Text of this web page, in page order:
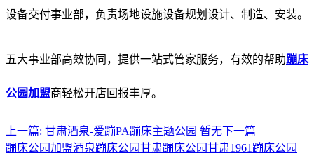
设备交付事业部，负责场地设施设备规划设计、制造、安装。
五大事业部高效协同，提供一站式管家服务，有效的帮助蹦床
公园加盟商轻松开店回报丰厚。
上一篇: 甘肃酒泉-爱蹦PA蹦床主题公园 暂无下一篇
蹦床公园加盟酒泉蹦床公园甘肃蹦床公园甘肃1961蹦床公园